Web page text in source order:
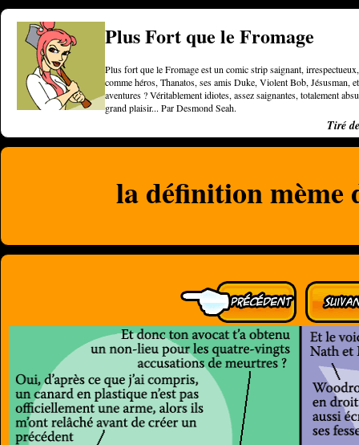
Plus Fort que le Fromage
Plus fort que le Fromage est un comic strip saignant,
comme héros, Thanatos, ses amis Duke, Violent Bob, Jésusman,
aventures ? Véritablement idiotes, assez saignantes, totalement
grand plaisir... Par Desmond Seah.
Tiré
la définition mème